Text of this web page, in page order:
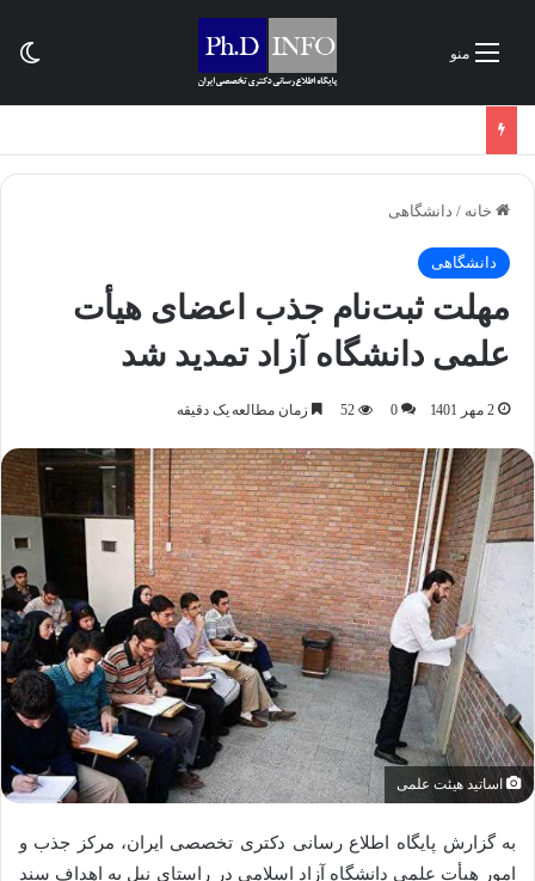
منو
خانه / دانشگاهی
دانشگاهی
مهلت ثبت‌نام جذب اعضای هیأت
علمی دانشگاه آزاد تمدید شد
2 مهر 1401 0
52 زمان مطالعه یک دقیقه
اساتید هیئت علمی
به گزارش پایگاه اطلاع رسانی دکتری تخصصی ایران، مرکز جذب و
امور هیأت علمی دانشگاه آزاد اسلامی در راستای نیل به اهداف سند